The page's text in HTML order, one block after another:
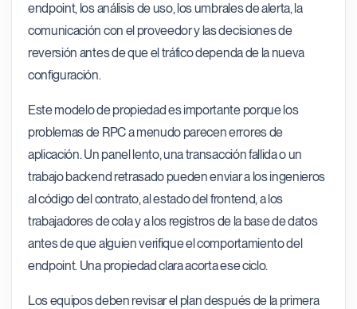
endpoint, los análisis de uso, los umbrales de alerta, la
comunicación con el proveedor y las decisiones de
reversión antes de que el tráfico dependa de la nueva
configuración.
Este modelo de propiedad es importante porque los
problemas de RPC a menudo parecen errores de
aplicación. Un panel lento, una transacción fallida o un
trabajo backend retrasado pueden enviar a los ingenieros
al código del contrato, al estado del frontend, a los
trabajadores de cola y a los registros de la base de datos
antes de que alguien verifique el comportamiento del
endpoint. Una propiedad clara acorta ese ciclo.
Los equipos deben revisar el plan después de la primera